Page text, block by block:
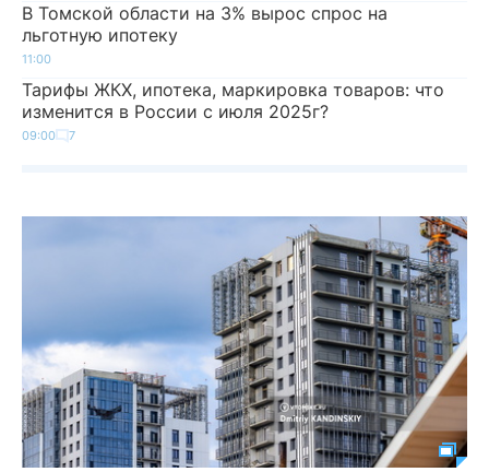
В Томской области на 3% вырос спрос на
льготную ипотеку
11:00
Тарифы ЖКХ, ипотека, маркировка товаров: что
изменится в России с июля 2025г?
09:00 7